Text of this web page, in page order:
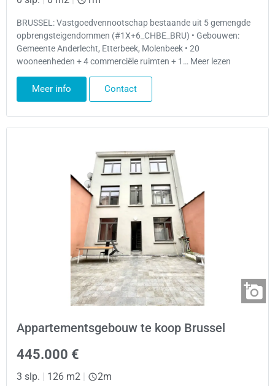
BRUSSEL: Vastgoedvennootschap bestaande uit 5 gemengde
opbrengsteigendommen (#1X+6_CHBE_BRU) • Gebouwen:
Gemeente Anderlecht, Etterbeek, Molenbeek • 20
wooneenheden + 4 commerciële ruimten + 1… Meer lezen
Meer info Contact
Appartementsgebouw te koop Brussel
445.000 €
3 slp. 126 m2 2m